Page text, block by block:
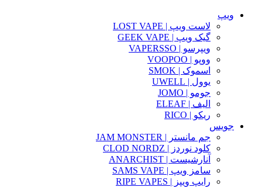
ویپ
لاست ویپ | LOST VAPE
گیک ویپ | GEEK VAPE
ویپرسو | VAPERSSO
ووپو | VOOPOO
اسموک | SMOK
یوول | UWELL
جومو | JOMO
الیف | ELEAF
ریکو | RICO
جویس
جم مانستر | JAM MONSTER
کلود نوردز | CLOD NORDZ
آنارشیست | ANARCHIST
سامز ویپ | SAMS VAPE
رایپ ویپز | RIPE VAPES